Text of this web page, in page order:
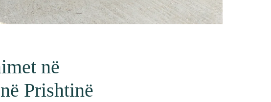
në
Prishtinë